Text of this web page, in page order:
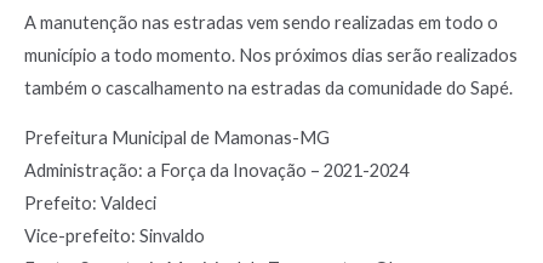
A manutenção nas estradas vem sendo realizadas em todo o
município a todo momento. Nos próximos dias serão realizados
também o cascalhamento na estradas da comunidade do Sapé.
Prefeitura Municipal de Mamonas-MG
Administração: a Força da Inovação – 2021-2024
Prefeito: Valdeci
Vice-prefeito: Sinvaldo